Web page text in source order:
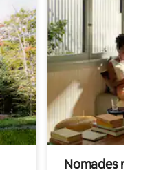
Nomades